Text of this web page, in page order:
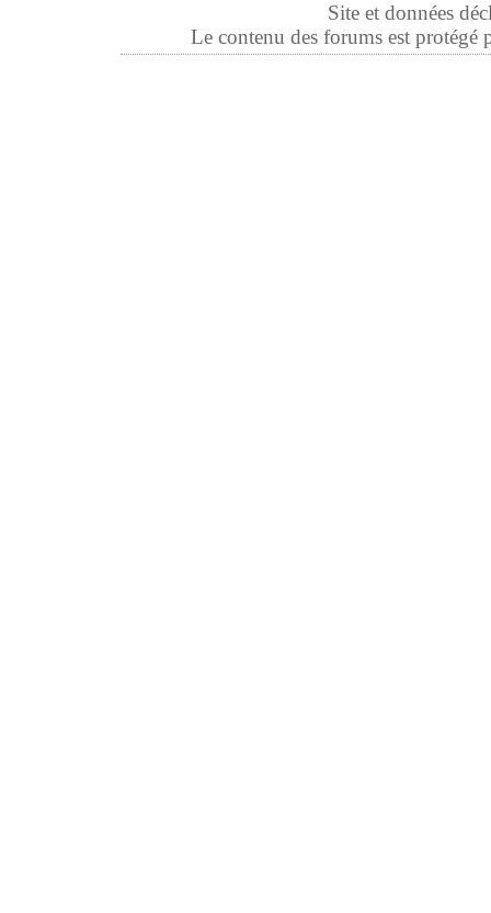
Site et données
Le contenu des forums est protégé